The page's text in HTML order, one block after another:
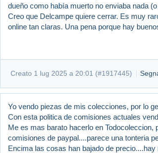
dueño como había muerto no enviaba nada
Creo que Delcampe quiere cerrar. Es muy
online tan claras. Una pena porque hay
Creato 1 lug 2025 a 20:01 (#1917445)
Yo vendo piezas de mis colecciones, por lo
Con esta politica de comisiones actuales
Me es mas barato hacerlo en
comisiones de paypal....parece una tonteria
Encima las cosas han bajado de